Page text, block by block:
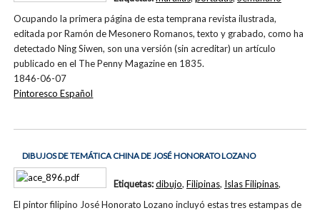
Ocupando la primera página de esta temprana revista ilustrada,
editada por Ramón de Mesonero Romanos, texto y grabado, como ha
detectado Ning Siwen, son una versión (sin acreditar) un artículo
publicado en el The Penny Magazine en 1835.
1846-06-07
Pintoresco Español
DIBUJOS DE TEMÁTICA CHINA DE JOSÉ HONORATO LOZANO
El pintor filipino José Honorato Lozano incluyó estas tres estampas de
Etiquetas:dibujo, Filipinas, Islas Filipinas,